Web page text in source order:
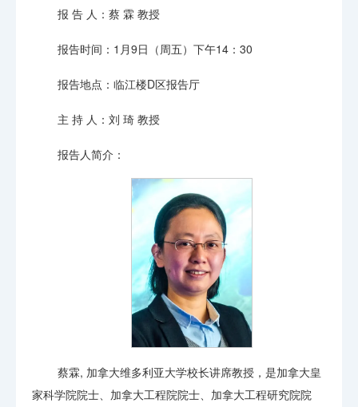
报 告 人：蔡 霖 教授
报告时间：1月9日（周五）下午14：30
报告地点：临江楼D区报告厅
主 持 人：刘 琦 教授
报告人简介：
蔡霖, 加拿大维多利亚大学校长讲席教授，是加拿大皇
家科学院院士、加拿大工程院院士、加拿大工程研究院院